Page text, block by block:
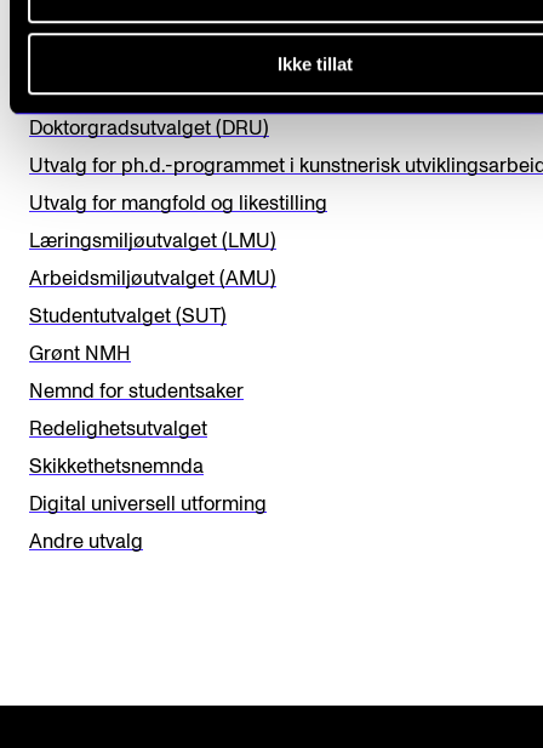
Ikke tillat
s
i
e
l
d
b
l
a
n
k
Programutvalgene
Komitéene under Studieutvalget
Prioriteringsutvalget
Doktorgradsutvalget (DRU)
Utvalg for ph.d.-programmet i kunstnerisk
Utvalg for mangfold og likestilling
Læringsmiljøutvalget (LMU)
Arbeidsmiljøutvalget (AMU)
Studentutvalget (SUT)
Grønt NMH
Nemnd for studentsaker
Redelighetsutvalget
Skikkethetsnemnda
Digital universell utforming
Andre utvalg